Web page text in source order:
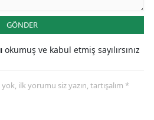
GÖNDER
okumuş ve kabul etmiş sayılırsınız
ilk yorumu siz yazın, tartışalım *